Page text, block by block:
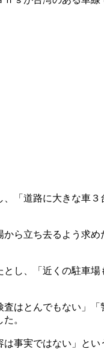
「道路に大きな車
ら立ち去るよう求
し、「近くの駐車
はとんでもない」
。
事実ではない」とい